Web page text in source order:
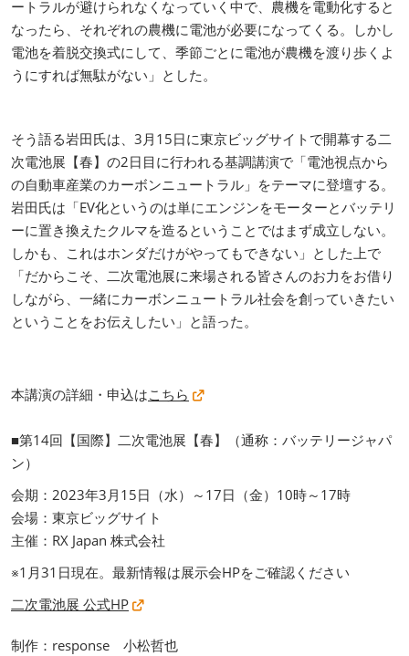
ートラルが避けられなくなっていく中で、農機を電動化すると
なったら、それぞれの農機に電池が必要になってくる。しかし
電池を着脱交換式にして、季節ごとに電池が農機を渡り歩くよ
うにすれば無駄がない」とした。
そう語る岩田氏は、3月15日に東京ビッグサイトで開幕する二
次電池展【春】の2日目に行われる基調講演で「電池視点から
の自動車産業のカーボンニュートラル」をテーマに登壇する。
岩田氏は「EV化というのは単にエンジンをモーターとバッテリ
ーに置き換えたクルマを造るということではまず成立しない。
しかも、これはホンダだけがやってもできない」とした上で
「だからこそ、二次電池展に来場される皆さんのお力をお借り
しながら、一緒にカーボンニュートラル社会を創っていきたい
ということをお伝えしたい」と語った。
本講演の詳細・申込はこちら
■第14回【国際】二次電池展【春】（通称：バッテリージャパ
ン）
会期：2023年3月15日（水）～17日（金）10時～17時
会場：東京ビッグサイト
主催：RX Japan 株式会社
※1月31日現在。最新情報は展示会HPをご確認ください
二次電池展 公式HP
制作：response 小松哲也